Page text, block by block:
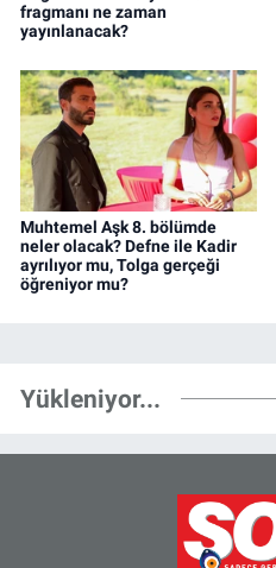
fragmanı ne zaman
yayınlanacak?
Muhtemel Aşk 8. bölümde
neler olacak? Defne ile Kadir
ayrılıyor mu, Tolga gerçeği
öğreniyor mu?
Yükleniyor...